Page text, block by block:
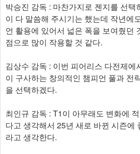
박승진 감독 : 마찬가지로 젠지를 선택
이 다 말씀해 주시기는 했는데 작년에
언 활용에 있어서 넓은 폭을 보여줬던
점으로 많이 작용할 것 같다.
김상수 감독 : 이번 피어리스 다전제에
이 구사하는 창의적인 챔피언 풀과 전
을 선택하겠다.
최인규 감독 : T1이 아무래도 변화에
다고 생각해서 25년 새로 바뀐 시즌에
라고 생각한다.